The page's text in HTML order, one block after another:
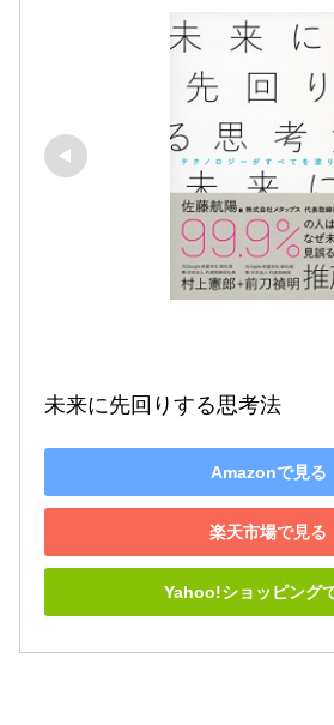
未来に先回りする思考法
Amazonで見る
楽天市場で見る
Yahoo!ショッピング